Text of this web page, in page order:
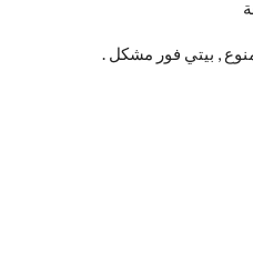
, بيتي فور مشكل .